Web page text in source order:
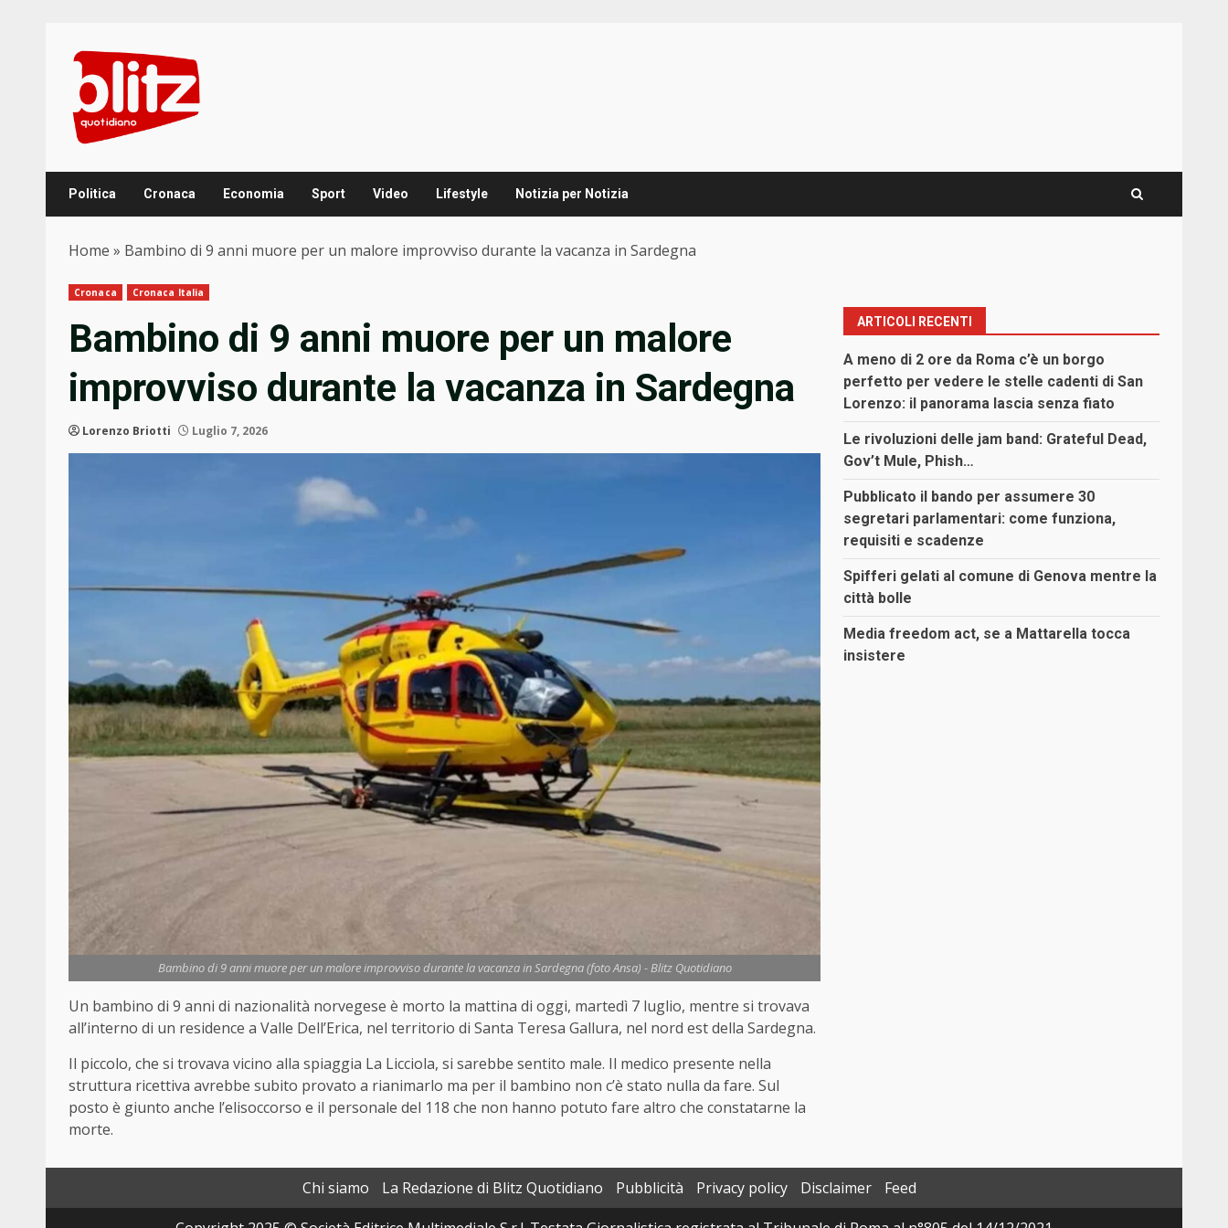
content
Politica Cronaca Economia Sport Video Lifestyle Notizia per Notizia
Home » Bambino di 9 anni muore per un malore improvviso durante la vacanza in Sardegna
Cronaca Cronaca Italia
Bambino di 9 anni muore per un malore
improvviso durante la vacanza in Sardegna
Lorenzo Briotti Luglio 7, 2026
Bambino di 9 anni muore per un malore improvviso durante la vacanza in Sardegna (foto Ansa) - Blitz Quotidiano
Un bambino di 9 anni di nazionalità norvegese è morto la mattina di oggi, martedì 7 luglio, mentre si trovava
all’interno di un residence a Valle Dell’Erica, nel territorio di Santa Teresa Gallura, nel nord est della Sardegna.
Il piccolo, che si trovava vicino alla spiaggia La Licciola, si sarebbe sentito male. Il medico presente nella
struttura ricettiva avrebbe subito provato a rianimarlo ma per il bambino non c’è stato nulla da fare. Sul
posto è giunto anche l’elisoccorso e il personale del 118 che non hanno potuto fare altro che constatarne la
morte.
ARTICOLI RECENTI
A meno di 2 ore da Roma c’è un borgo
perfetto per vedere le stelle cadenti di San
Lorenzo: il panorama lascia senza fiato
Le rivoluzioni delle jam band: Grateful Dead,
Gov’t Mule, Phish…
Pubblicato il bando per assumere 30
segretari parlamentari: come funziona,
requisiti e scadenze
Spifferi gelati al comune di Genova mentre la
città bolle
Media freedom act, se a Mattarella tocca
insistere
Chi siamo La Redazione di Blitz Quotidiano Pubblicità Privacy policy Disclaimer
Feed